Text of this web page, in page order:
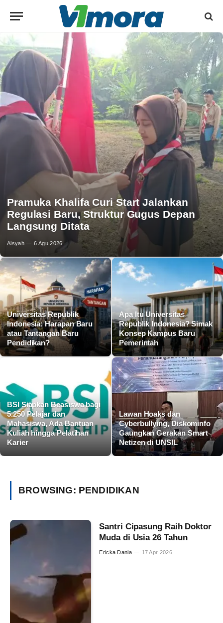
Pramuka Khalifa Curi Start Jalankan
Regulasi Baru, Struktur Gugus Depan
Langsung Ditata
Aisyah 6 Agu 2026
Universitas Republik
Indonesia: Harapan Baru
atau Tantangan Baru
Pendidikan?
Apa Itu Universitas
Republik Indonesia? Simak
Konsep Kampus Baru
Pemerintah
BSI Siapkan Beasiswa bagi
5.250 Pelajar dan
Mahasiswa, Ada Bantuan
Kuliah hingga Pelatihan
Karier
Lawan Hoaks dan
Cyberbullying, Diskominfo
Gaungkan Gerakan Smart
Netizen di UNSIL
BROWSING: PENDIDIKAN
Santri Cipasung Raih Doktor
Muda di Usia 26 Tahun
Ericka Dania 17 Apr 2026